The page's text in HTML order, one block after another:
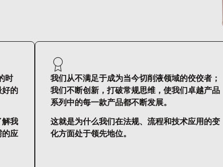
时
好的
解我
的应
我们从不满足于成为当今切削液领域的佼佼者；
我们不断创新，打破常规思维，使我们卓越产品
系列中的每一款产品都不断发展。
这就是为什么我们在法规、流程和技术应用的变
化方面处于领先地位。